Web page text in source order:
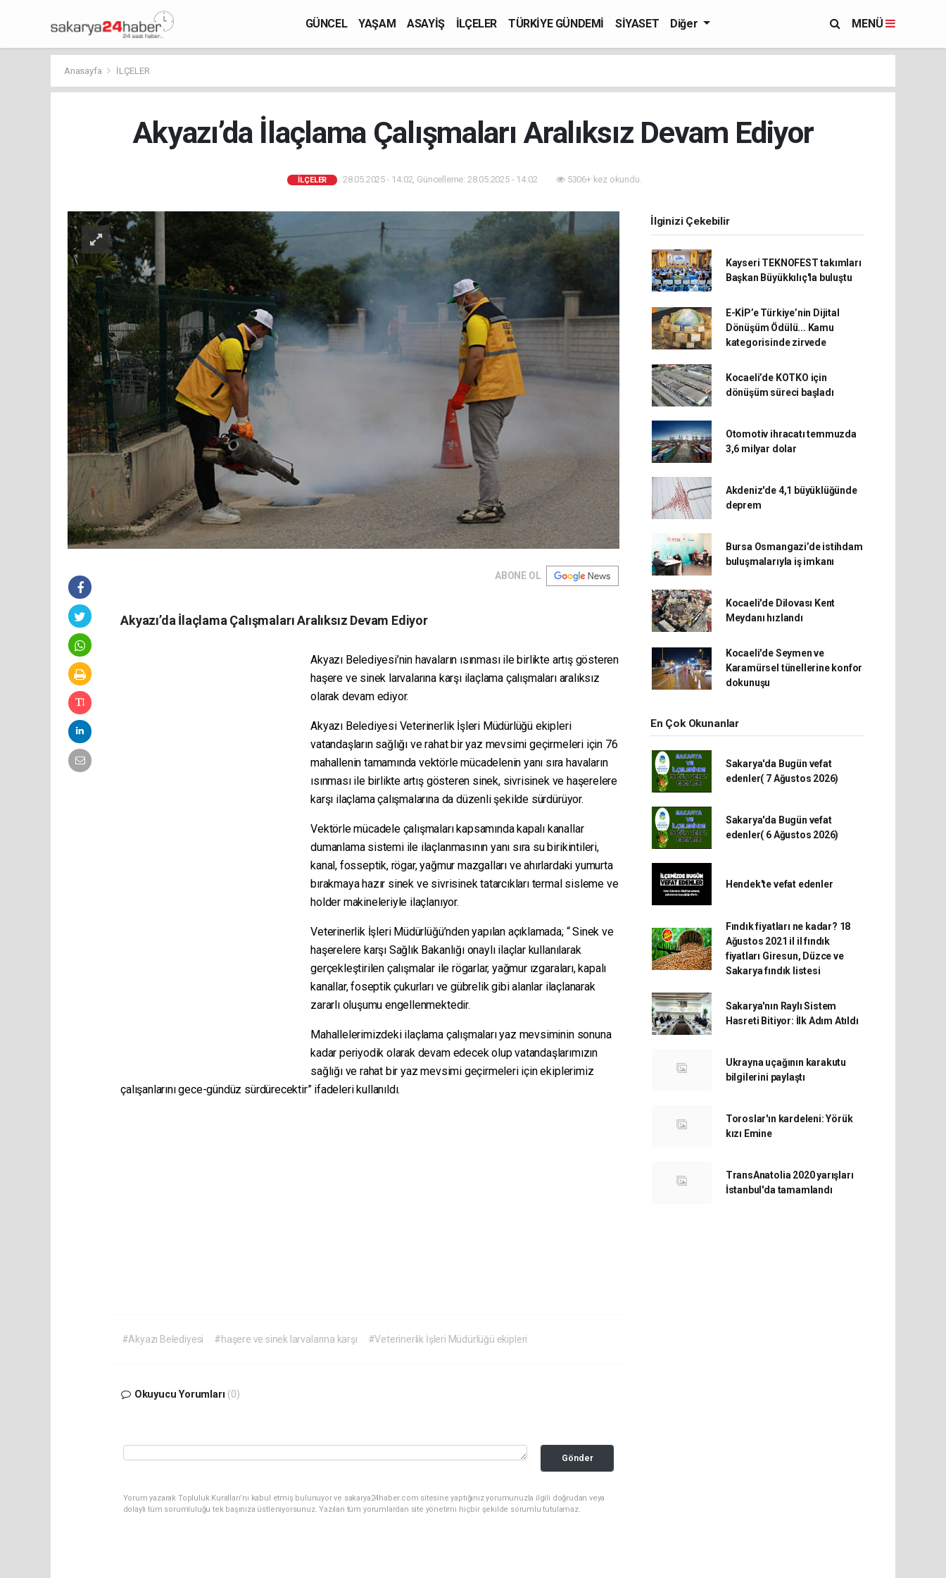
GÜNCEL YAŞAM ASAYİŞ İLÇELER TÜRKİYE GÜNDEMİ SİYASET Diğer MENÜ
Anasayfa İLÇELER
Akyazı’da İlaçlama Çalışmaları Aralıksız Devam Ediyor
İLÇELER 28.05.2025 - 14:02, Güncelleme: 28.05.2025 - 14:02 5306+ kez okundu.
ABONE OL
Akyazı’da İlaçlama Çalışmaları Aralıksız Devam Ediyor
Akyazı Belediyesi’nin havaların ısınması ile birlikte artış gösteren
haşere ve sinek larvalarına karşı ilaçlama çalışmaları aralıksız
olarak devam ediyor.
Akyazı Belediyesi Veterinerlik İşleri Müdürlüğü ekipleri
vatandaşların sağlığı ve rahat bir yaz mevsimi geçirmeleri için 76
mahallenin tamamında vektörle mücadelenin yanı sıra havaların
ısınması ile birlikte artış gösteren sinek, sivrisinek ve haşerelere
karşı ilaçlama çalışmalarına da düzenli şekilde sürdürüyor.
Vektörle mücadele çalışmaları kapsamında kapalı kanallar
dumanlama sistemi ile ilaçlanmasının yanı sıra su birikintileri,
kanal, fosseptik, rögar, yağmur mazgalları ve ahırlardaki yumurta
bırakmaya hazır sinek ve sivrisinek tatarcıkları termal sisleme ve
holder makineleriyle ilaçlanıyor.
Veterinerlik İşleri Müdürlüğü’nden yapılan açıklamada; “ Sinek ve
haşerelere karşı Sağlık Bakanlığı onaylı ilaçlar kullanılarak
gerçekleştirilen çalışmalar ile rögarlar, yağmur ızgaraları, kapalı
kanallar, foseptik çukurları ve gübrelik gibi alanlar ilaçlanarak
zararlı oluşumu engellenmektedir.
Mahallelerimizdeki ilaçlama çalışmaları yaz mevsiminin sonuna
kadar periyodik olarak devam edecek olup vatandaşlarımızın
sağlığı ve rahat bir yaz mevsimi geçirmeleri için ekiplerimiz
çalışanlarını gece-gündüz sürdürecektir” ifadeleri kullanıldı.
#Akyazı Belediyesi #haşere ve sinek larvalarına karşı #Veterinerlik İşleri Müdürlüğü ekipleri
Okuyucu Yorumları (0)
Gönder
Yorum yazarak Topluluk Kuralları’nı kabul etmiş bulunuyor ve sakarya24haber.com sitesine yaptığınız yorumunuzla ilgili doğrudan veya
dolaylı tüm sorumluluğu tek başınıza üstleniyorsunuz. Yazılan tüm yorumlardan site yönetimi hiçbir şekilde sorumlu tutulamaz.
İlginizi Çekebilir
Kayseri TEKNOFEST takımları
Başkan Büyükkılıç'la buluştu
E-KİP’e Türkiye’nin Dijital
Dönüşüm Ödülü... Kamu
kategorisinde zirvede
Kocaeli’de KOTKO için
dönüşüm süreci başladı
Otomotiv ihracatı temmuzda
3,6 milyar dolar
Akdeniz'de 4,1 büyüklüğünde
deprem
Bursa Osmangazi’de istihdam
buluşmalarıyla iş imkanı
Kocaeli'de Dilovası Kent
Meydanı hızlandı
Kocaeli'de Seymen ve
Karamürsel tünellerine konfor
dokunuşu
En Çok Okunanlar
Sakarya'da Bugün vefat
edenler( 7 Ağustos 2026)
Sakarya'da Bugün vefat
edenler( 6 Ağustos 2026)
Hendek'te vefat edenler
Fındık fiyatları ne kadar? 18
Ağustos 2021 il il fındık
fiyatları Giresun, Düzce ve
Sakarya fındık listesi
Sakarya'nın Raylı Sistem
Hasreti Bitiyor: İlk Adım Atıldı
Ukrayna uçağının karakutu
bilgilerini paylaştı
Toroslar'ın kardeleni: Yörük
kızı Emine
TransAnatolia 2020 yarışları
İstanbul'da tamamlandı